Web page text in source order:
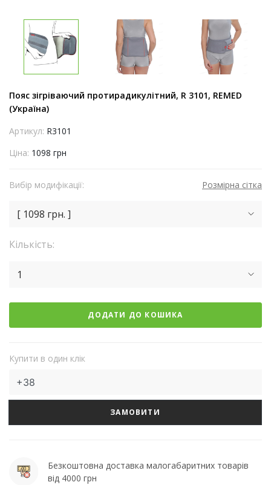
Пояс зігріваючий протирадикулітний, R 3101, REMED
(Україна)
Артикул: R3101
Ціна: 1098 грн
Вибір модифікації: Розмірна сітка
[ 1098 грн. ]
Кількість:
1
ДОДАТИ ДО КОШИКА
Купити в один клік
ЗАМОВИТИ
Безкоштовна доставка малогабаритних товарів
від 4000 грн